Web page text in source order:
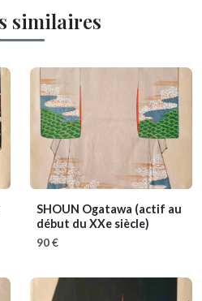
similaires
SHOUN Ogatawa (actif au
début du XXe siècle)
90 €